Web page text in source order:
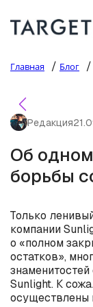
Главная / Блог /
Редакция
Об
борьбы
Только
компании
о «полном
остатков»,
Sunlight. К
осуществлены